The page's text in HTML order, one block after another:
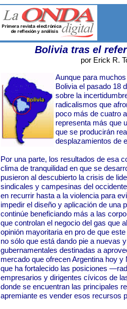
Bolivia tras el
por Erick R.
Aunque para
Bolivia el pasado 18
sobre la
radicalismos que
poco más de cuatro
representa más que
que se producirán
desplazamientos de
Por una parte, los resultados de esa
clima de tranquilidad en que se
pusieron al descubierto la crisis de
sindicales y campesinas del
en recurrir hasta a la violencia para
impedir el diseño y aplicación de una
continúe beneficiando más a las
que controlan el negocio del gas que
opinión mayoritaria en pro de que
no sólo que está dando pie a nuevas
gubernamentales destinadas a
mercado que ofrecen Argentina hoy
que ha fortalecido las posiciones
empresarios y dirigentes cívicos de
donde se encuentran las principales
apremiante es vender esos recursos